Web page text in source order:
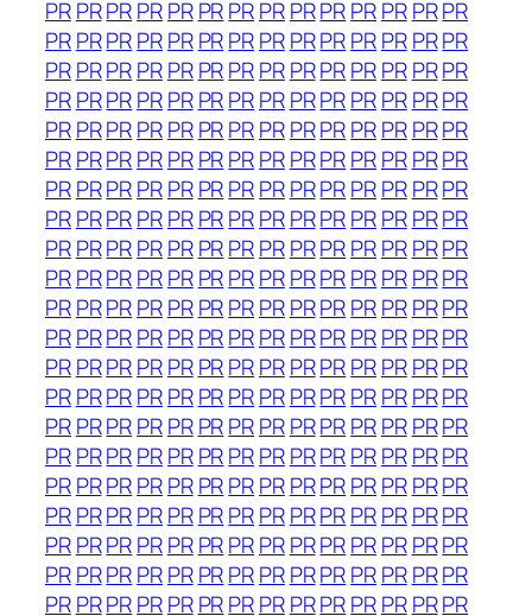
PRPRPRPRPR PRPRPRPRPRPRPR PRPR
PRPRPRPRPR PRPRPRPRPRPRPR PRPR
PRPRPRPRPR PRPRPRPRPRPRPR PRPR
PRPRPRPRPR PRPRPRPRPRPRPR PRPR
PRPRPRPRPR PRPRPRPRPRPRPR PRPR
PRPRPRPRPR PRPRPRPRPRPRPR PRPR
PRPRPRPRPR PRPRPRPRPRPRPR PRPR
PRPRPRPRPR PRPRPRPRPRPRPR PRPR
PRPRPRPRPR PRPRPRPRPRPRPR PRPR
PRPRPRPRPR PRPRPRPRPRPRPR PRPR
PRPRPRPRPR PRPRPRPRPRPRPR PRPR
PRPRPRPRPR PRPRPRPRPRPRPR PRPR
PRPRPRPRPR PRPRPRPRPRPRPR PRPR
PRPRPRPRPR PRPRPRPRPRPRPR PRPR
PRPRPRPRPR PRPRPRPRPRPRPR PRPR
PRPRPRPRPR PRPRPRPRPRPRPR PRPR
PRPRPRPRPR PRPRPRPRPRPRPR PRPR
PRPRPRPRPR PRPRPRPRPRPRPR PRPR
PRPRPRPRPR PRPRPRPRPRPRPR PRPR
PRPRPRPRPR PRPRPRPRPRPRPR PRPR
PRPRPRPRPR PRPRPRPRPRPRPR PRPR